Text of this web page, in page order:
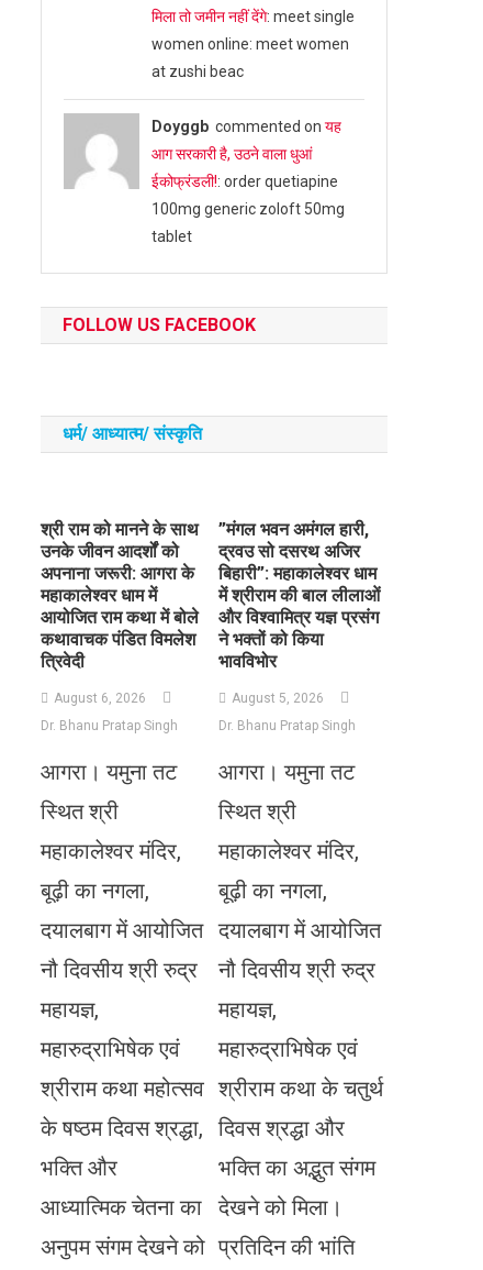
मिला तो जमीन नहीं देंगे: meet single
women online: meet women
at zushi beac
Doyggbcommented on यह
आग सरकारी है, उठने वाला धुआं
ईकोफ्रंडली!: order quetiapine
100mg generic zoloft 50mg
tablet
FOLLOW US FACEBOOK
धर्म/ आध्‍यात्‍म/ संस्‍कृति
​श्री राम को मानने के साथ
उनके जीवन आदर्शों को
अपनाना जरूरी: आगरा के
महाकालेश्वर धाम में
आयोजित राम कथा में बोले
कथावाचक पंडित विमलेश
त्रिवेदी
August 6, 2026
Dr. Bhanu Pratap Singh
आगरा। यमुना तट
स्थित श्री
महाकालेश्वर मंदिर,
बूढ़ी का नगला,
दयालबाग में आयोजित
नौ दिवसीय श्री रुद्र
महायज्ञ,
महारुद्राभिषेक एवं
श्रीराम कथा महोत्सव
के षष्ठम दिवस श्रद्धा,
भक्ति और
आध्यात्मिक चेतना का
अनुपम संगम देखने को
​”मंगल भवन अमंगल हारी,
द्रवउ सो दसरथ अजिर
बिहारी”: महाकालेश्वर धाम
में श्रीराम की बाल लीलाओं
और विश्वामित्र यज्ञ प्रसंग
ने भक्तों को किया
भावविभोर
August 5, 2026
Dr. Bhanu Pratap Singh
आगरा। यमुना तट
स्थित श्री
महाकालेश्वर मंदिर,
बूढ़ी का नगला,
दयालबाग में आयोजित
नौ दिवसीय श्री रुद्र
महायज्ञ,
महारुद्राभिषेक एवं
श्रीराम कथा के चतुर्थ
दिवस श्रद्धा और
भक्ति का अद्भुत संगम
देखने को मिला।
प्रतिदिन की भांति